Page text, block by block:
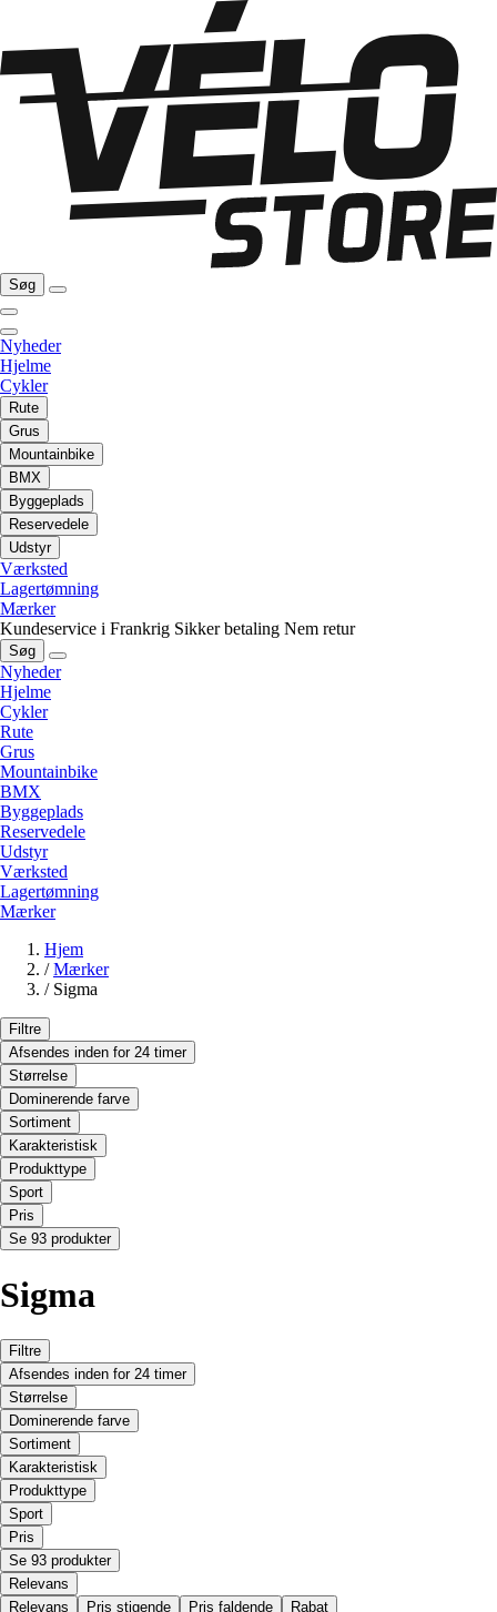
Søg
Nyheder
Hjelme
Cykler
Rute
Grus
Mountainbike
BMX
Byggeplads
Reservedele
Udstyr
Værksted
Lagertømning
Mærker
Kundeservice i Frankrig Sikker betaling Nem retur
Søg
Nyheder
Hjelme
Cykler
Rute
Grus
Mountainbike
BMX
Byggeplads
Reservedele
Udstyr
Værksted
Lagertømning
Mærker
Hjem
/ Mærker
/ Sigma
Filtre
Afsendes inden for 24 timer
Størrelse
Dominerende farve
Sortiment
Karakteristisk
Produkttype
Sport
Pris
Se 93 produkter
Sigma
Filtre
Afsendes inden for 24 timer
Størrelse
Dominerende farve
Sortiment
Karakteristisk
Produkttype
Sport
Pris
Se 93 produkter
Relevans
Relevans
Pris stigende Pris faldende Rabat